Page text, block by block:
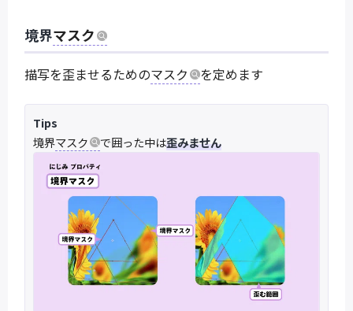
境界マスク
描写を歪ませるためのマスク を定めます
Tips
境界マスク で囲った中は歪みません